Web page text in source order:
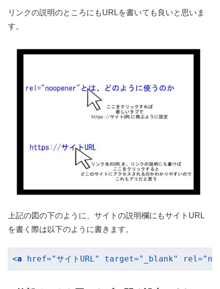
リンクの説明のところにもURLを書いても良いと思いま
す。
上記の図の下のように、サイトの説明欄にもサイトURL
を書く際は以下のように書きます。
<a href="サイトURL" target="_blank" rel =